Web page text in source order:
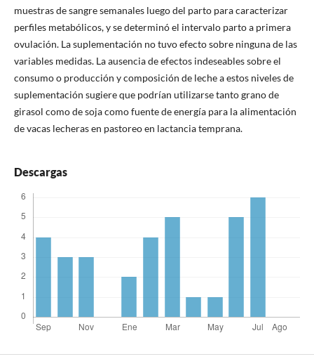
muestras de sangre semanales luego del parto para caracterizar
perfiles metabólicos, y se determinó el intervalo parto a primera
ovulación. La suplementación no tuvo efecto sobre ninguna de las
variables medidas. La ausencia de efectos indeseables sobre el
consumo o producción y composición de leche a estos niveles de
suplementación sugiere que podrían utilizarse tanto grano de
girasol como de soja como fuente de energía para la alimentación
de vacas lecheras en pastoreo en lactancia temprana.
Descargas